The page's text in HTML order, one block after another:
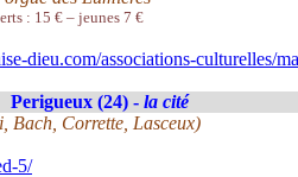
: 15 € – jeunes 7 €
dieu.com/associations-culturelles/
Perigueux (24) - la cité
Bach, Corrette, Lasceux)
5/